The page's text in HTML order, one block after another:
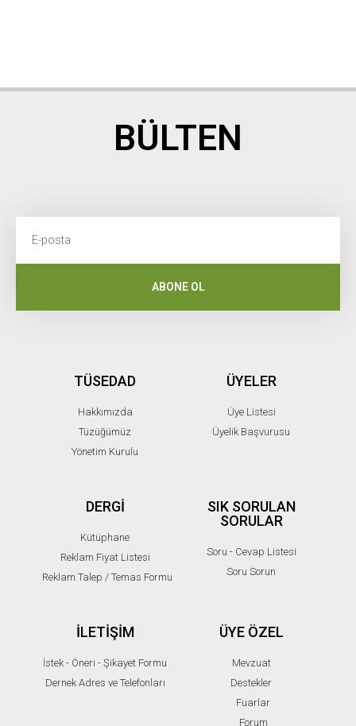
BÜLTEN
ABONE OL
TÜSEDAD
Hakkımızda
Tüzüğümüz
Yönetim Kurulu
ÜYELER
Üye Listesi
Üyelik Başvurusu
DERGİ
Kütüphane
Reklam Fiyat Listesi
Reklam Talep / Temas Formu
SIK SORULAN
SORULAR
Soru - Cevap Listesi
Soru Sorun
İLETİŞİM
İstek - Öneri - Şikayet Formu
Dernek Adres ve Telefonları
ÜYE ÖZEL
Mevzuat
Destekler
Fuarlar
Forum